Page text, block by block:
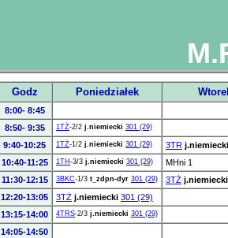
Godz Poniedziałek
8:00- 8:45
8:50- 9:35 1TŻ-2/2 j.niemiecki 301 (29)
9:40-10:25 1TŻ-1/2 j.niemiecki 301 (29) 3TR j.niemiecki
10:40-11:25 1TH -3/3 j.niemiecki 301 (29)
MHni 1
11:30-12:15 3BKC-1/3 t_zdpn-dyr 301 (29) 3TŻ j.niemiecki
12:20-13:05 3TŻ j.niemiecki 301 (29)
13:15-14:00 4TRS-2/3 j.niemiecki 301 (29)
14:05-14:50